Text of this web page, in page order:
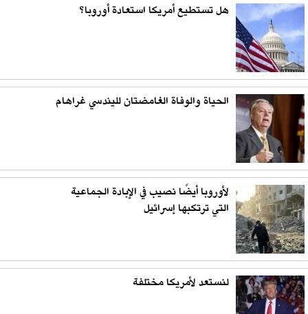
هل تستطيع أمريكا استعادة أوروبا؟
الحياة والوفاة الغامضتان لليندسي غراهام
لأوروبا أيضًا نصيب في الإبادة الجماعية
التي ترتكبها إسرائيل
لنستعد لأمريكا مختلفة